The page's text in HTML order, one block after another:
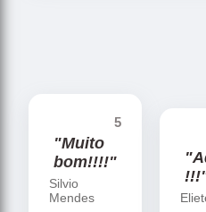
5
"Muito
bom!!!!"
Silvio
Mendes